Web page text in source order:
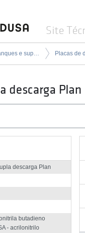
Site
Mecanismos, tanques e suportes de encastrar
descarga Plan
descarga Plan
butadieno
- acrilonitrilo